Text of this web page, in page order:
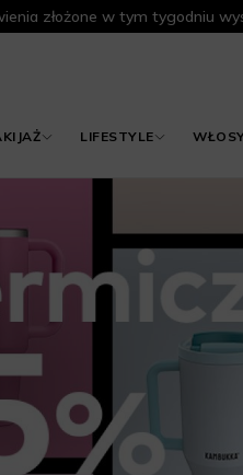
złożone w tym tygodniu
LIFESTYLE